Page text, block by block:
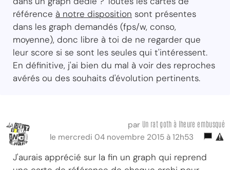
référence à notre disposition sont présentes
dans les graph demandés (fps/w, conso,
moyenne), donc libre à toi de ne regarder que
leur score si se sont les seules qui t'intéressent.
En définitive, j'ai bien du mal à voir des reproches
avérés ou des souhaits d'évolution pertinents.
par Un rat goth à lheure embusqué
le mercredi 04 novembre 2015 à 12h53
J'aurais apprécié sur la fin un graph qui reprend